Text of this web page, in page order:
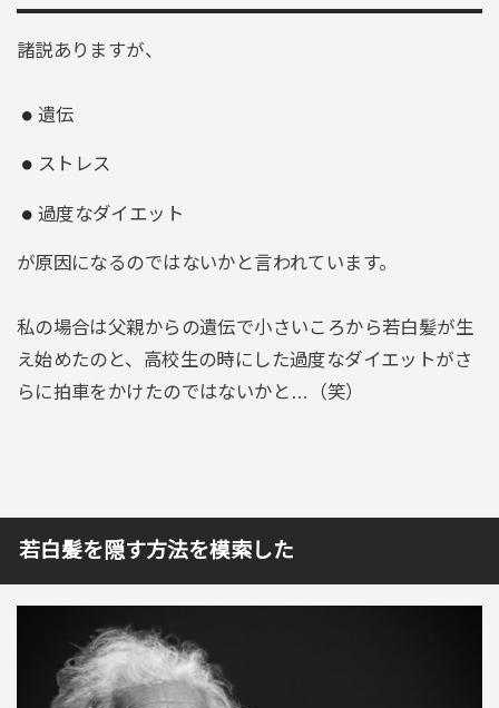
諸説ありますが、
遺伝
ストレス
過度なダイエット
が原因になるのではないかと言われています。
私の場合は父親からの遺伝で小さいころから若白髪が生
え始めたのと、高校生の時にした過度なダイエットがさ
らに拍車をかけたのではないかと…（笑）
若白髪を隠す方法を模索した